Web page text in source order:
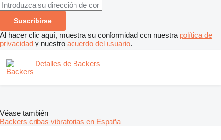
Suscribirse
Al hacer clic aquí, muestra su conformidad con nuestra política de
privacidad y nuestro acuerdo del usuario.
Detalles de Backers
Véase también
Backers cribas vibratorias en España